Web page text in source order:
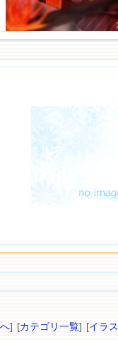
] [カテゴリ一覧] [イラ